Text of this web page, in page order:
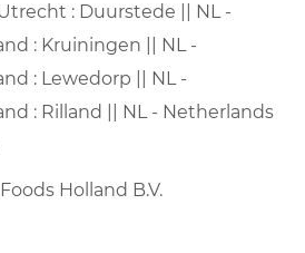
: Duurstede || NL -
: Kruiningen || NL -
: Lewedorp || NL -
: Rilland || NL - Netherlands
Holland B.V.